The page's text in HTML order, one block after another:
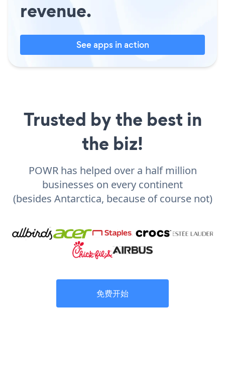
revenue.
See apps in action
Trusted by the best in
the biz!
POWR has helped over a half million
businesses on every continent
(besides Antarctica, because of course not)
免费开始